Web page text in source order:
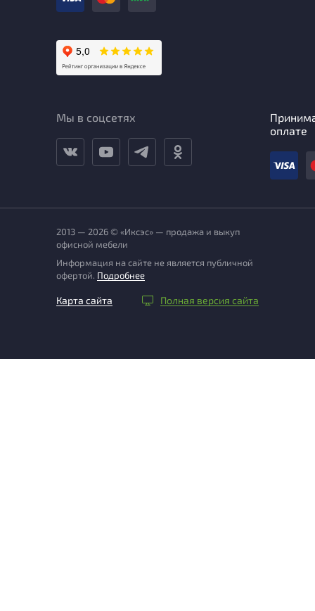
Мы в соцсетях
оплате
2013 — 2026 © «Иксэс» — продажа и выкуп
офисной мебели
Информация на сайте не является публичной
офертой. Подробнее
Карта сайта Полная версия сайта